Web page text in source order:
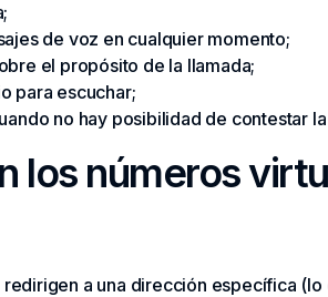
de voz en cualquier momento;
el propósito de la llamada;
para escuchar;
no hay posibilidad de contestar
los números
a una dirección específica